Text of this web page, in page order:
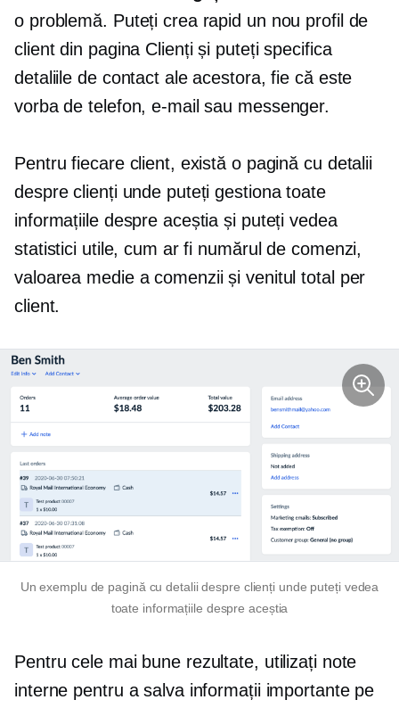
o problemă. Puteți crea rapid un nou profil de
client din pagina Clienți și puteți specifica
detaliile de contact ale acestora, fie că este
vorba de telefon, e-mail sau messenger.
Pentru fiecare client, există o pagină cu detalii
despre clienți unde puteți gestiona toate
informațiile despre aceștia și puteți vedea
statistici utile, cum ar fi numărul de comenzi,
valoarea medie a comenzii și venitul total per
client.
Un exemplu de pagină cu detalii despre clienți unde puteți vedea
toate informațiile despre aceștia
Pentru cele mai bune rezultate, utilizați note
interne pentru a salva informații importante pe